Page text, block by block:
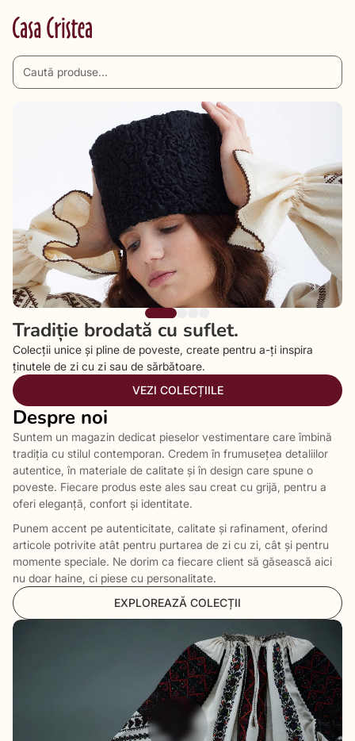
Tradiție brodată cu suflet.
Colecții unice și pline de poveste, create pentru a-ți inspira
ținutele de zi cu zi sau de sărbătoare.
VEZI COLECȚIILE
Despre noi
Suntem un magazin dedicat pieselor vestimentare care îmbină
tradiția cu stilul contemporan. Credem în frumusețea detaliilor
autentice, în materiale de calitate și în design care spune o
poveste. Fiecare produs este ales sau creat cu grijă, pentru a
oferi eleganță, confort și identitate.
Punem accent pe autenticitate, calitate și rafinament, oferind
articole potrivite atât pentru purtarea de zi cu zi, cât și pentru
momente speciale. Ne dorim ca fiecare client să găsească aici
nu doar haine, ci piese cu personalitate.
EXPLOREAZĂ COLECȚII